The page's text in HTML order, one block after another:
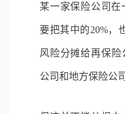
某一家保险公司在
要把其中的20%，
风险分摊给再保
公司和地方保险公